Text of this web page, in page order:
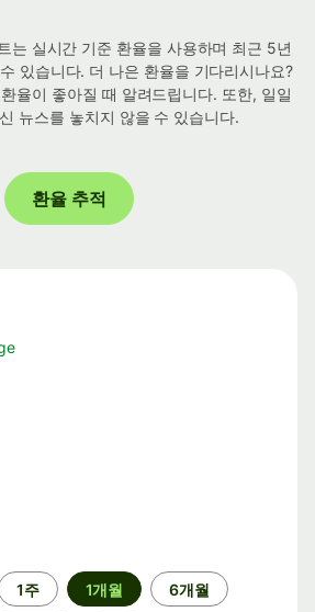
는 실시간 기준 환율을 사용하며 최근 5년
있습니다. 더 나은 환율을 기다리시나요?
율이 좋아질 때 알려드립니다. 또한, 일일
뉴스를 놓치지 않을 수 있습니다.
환율 추적
1주 1개월 6개월